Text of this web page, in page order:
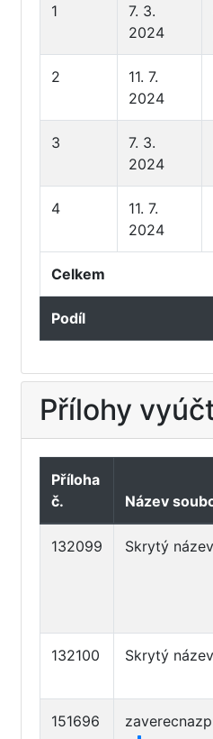
1
7. 3.
2024
2
11. 7.
2024
3
7. 3.
2024
4
11. 7.
2024
Celkem
Podíl
Přílohy
Příloha
č.
Název
132099 Skrytý
132100 Skrytý
151696